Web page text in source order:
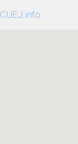
CUEJ.info